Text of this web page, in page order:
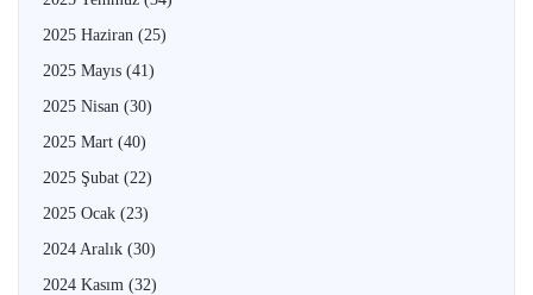
2025 Haziran (25)
2025 Mayıs (41)
2025 Nisan (30)
2025 Mart (40)
2025 Şubat (22)
2025 Ocak (23)
2024 Aralık (30)
2024 Kasım (32)